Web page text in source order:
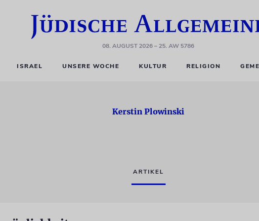
08. AUGUST 2026– 25. AW 5786
ISRAEL UNSERE WOCHE KULTUR RELIGION
Kerstin Plowinski
ARTIKEL